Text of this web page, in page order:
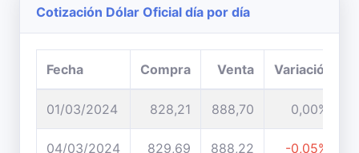
Cotización Dólar Oficial día por día
Fecha Compra Venta Variación
01/03/2024 828,21 888,70 0,00%
04/03/2024 829,69 888,22 -0,05%